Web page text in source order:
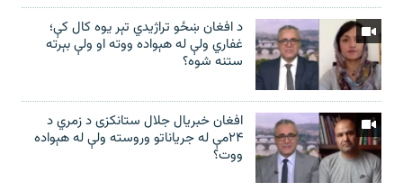
د افغان ښځو تراژیدي تېر یوه کال کې؛
غفاري ولې له هېواده ووته او ولې بېرته
ستنه شوه؟
افغان خبریال جلال ستانکزی د زمري د
۲۴مې له جریاناتو وروسته ولې له هېواده
ووت؟